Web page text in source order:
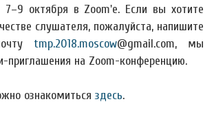
7–9 октября в Zoom'е. Если вы хотите
слушателя, пожалуйста, напишите
tmp.2018.moscow@gmail.com, мы
приглашения на Zoom-конференцию.
ознакомитьсяздесь.